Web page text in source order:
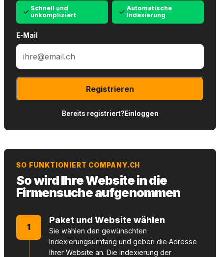
Schnell und
unkompliziert
Automatische
Indexierung
E-Mail
Registrieren
Bereits registriert?Einloggen
SO FUNKTIONIERT COMPANY.CH
So wird Ihre Website in die
Firmensuche aufgenommen
1
Paket und Website wählen
Sie wählen den gewünschten
Indexierungsumfang und geben die Adresse
Ihrer Website an. Die Indexierung der